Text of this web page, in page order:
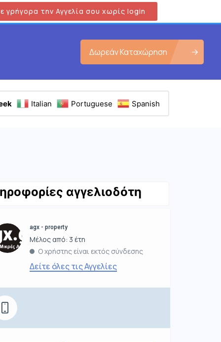
γρήγορα την Αγγελία σου χωρίς login
Δωρεάν Καταχώρηση
Italian Portuguese Spanish
αγγελιοδότη
agx - property
Μέλος από: 3 έτη
Ο χρήστης είναι εκτός σύνδεσης
Δείτε όλες τις Αγγελίες